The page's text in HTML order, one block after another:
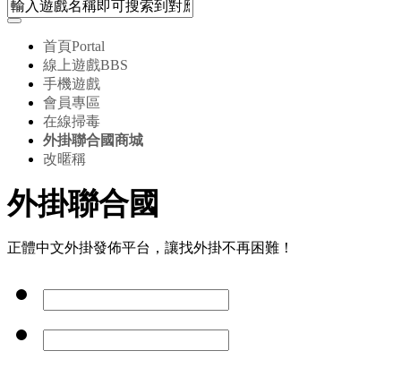
首頁Portal
線上遊戲BBS
手機遊戲
會員專區
在線掃毒
外掛聯合國商城
改暱稱
外掛聯合國
正體中文外掛發佈平台，讓找外掛不再困難！